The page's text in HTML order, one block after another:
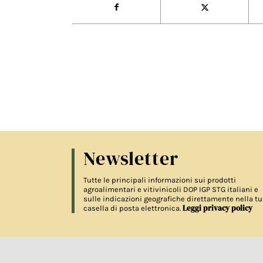
Newsletter
Tutte le principali informazioni sui prodotti
agroalimentari e vitivinicoli DOP IGP STG italiani e
sulle indicazioni geografiche direttamente nella
casella di posta elettronica. Leggi privacy policy